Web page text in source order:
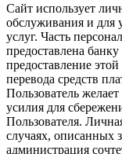
Сайт использует
обслуживания и для
услуг. Часть
предоставлена
предоставление
перевода средств
Пользователь
усилия для
Пользователя.
случаях, описанных
администрация